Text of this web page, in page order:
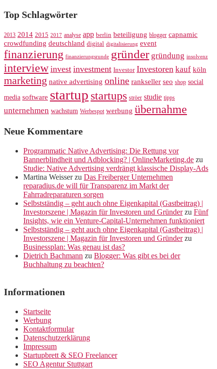
Top Schlagwörter
2013 2014 2015 2017 analyse app berlin beteiligung blogger capnamic
crowdfunding deutschland digital digitalisierung event
finanzierung finanzierungsrunde gründer gründung insolvenz
interview invest investment Investor Investoren kauf köln
marketing native advertising online rankseller seo shop social
media software startup startups ströer studie tipps
unternehmen wachstum Werbespot werbung übernahme
Neue Kommentare
Programmatic Native Advertising: Die Rettung vor
Bannerblindheit und Adblocking? | OnlineMarketing.de zu
Studie: Native Advertising verdrängt klassische Display-Ads
Martina Weisserzu Das Freiberger Unternehmen
reparadius.de will für Transparenz im Markt der
Fahrradreparaturen sorgen
Selbstständig – geht auch ohne Eigenkapital (Gastbeitrag) |
Investorszene | Magazin für Investoren und Gründerzu Fünf
Insights, wie ein Venture-Capital-Unternehmen funktioniert
Selbstständig – geht auch ohne Eigenkapital (Gastbeitrag) |
Investorszene | Magazin für Investoren und Gründerzu
Businessplan: Was genau ist das?
Dietrich Bachmann zu Blogger: Was gibt es bei der
Buchhaltung zu beachten?
Informationen
Startseite
Werbung
Kontaktformular
Datenschutzerklärung
Impressum
Startupbrett & SEO Freelancer
SEO Agentur Stuttgart